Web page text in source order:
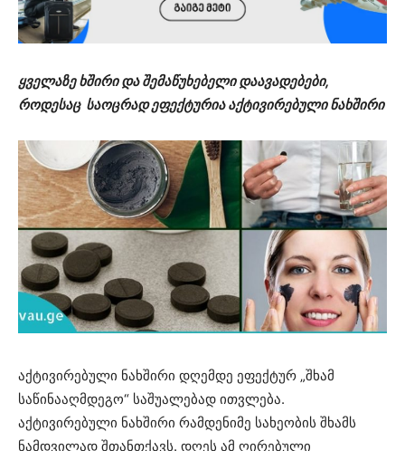
ყველაზე ხშირი და შემაწუხებელი დაავადებები,
როდესაც საოცრად ეფექტურია აქტივირებული ნახშირი
აქტივირებული ნახშირი დღემდე ეფექტურ „შხამ
საწინააღმდეგო“ საშუალებად ითვლება.
აქტივირებული ნახშირი რამდენიმე სახეობის შხამს
ნამდვილად შთანთქავს. დღეს ამ ღირებული